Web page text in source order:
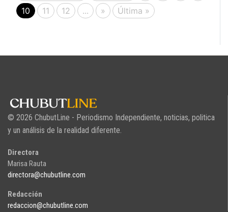
10
11 12 ... » Última »
© 2026 ChubutLine - Periodismo Independiente, noticias, politica
y un análisis de la realidad diferente.
Directora
Marisa Rauta
directora@chubutline.com
Redacción
redaccion@chubutline.com